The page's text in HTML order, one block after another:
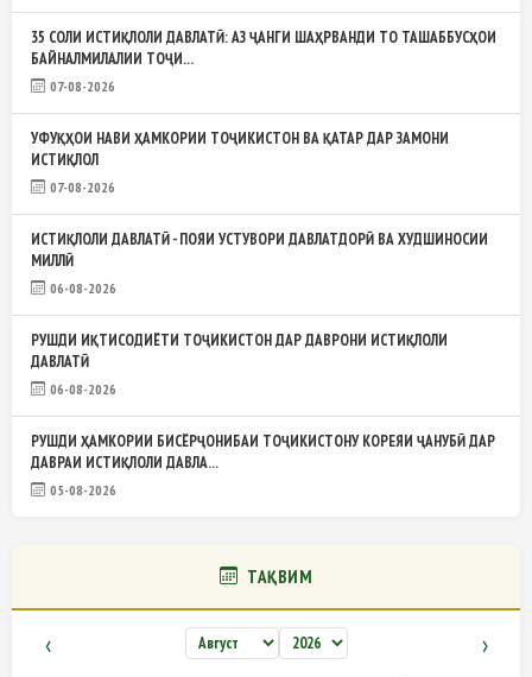
35 СОЛИ ИСТИҚЛОЛИ ДАВЛАТӢ: АЗ ҶАНГИ ШАҲРВАНДИ ТО ТАШАББУСҲОИ
БАЙНАЛМИЛАЛИИ ТОҶИ...
07-08-2026
УФУҚҲОИ НАВИ ҲАМКОРИИ ТОҶИКИСТОН ВА ҚАТАР ДАР ЗАМОНИ
ИСТИҚЛОЛ
07-08-2026
ИСТИҚЛОЛИ ДАВЛАТӢ - ПОЯИ УСТУВОРИ ДАВЛАТДОРӢ ВА ХУДШИНОСИИ
МИЛЛӢ
06-08-2026
РУШДИ ИҚТИСОДИЁТИ ТОҶИКИСТОН ДАР ДАВРОНИ ИСТИҚЛОЛИ
ДАВЛАТӢ
06-08-2026
РУШДИ ҲАМКОРИИ БИСЁРҶОНИБАИ ТОҶИКИСТОНУ КОРЕЯИ ҶАНУБӢ ДАР
ДАВРАИ ИСТИҚЛОЛИ ДАВЛА...
05-08-2026
ТАҚВИМ
‹ ›